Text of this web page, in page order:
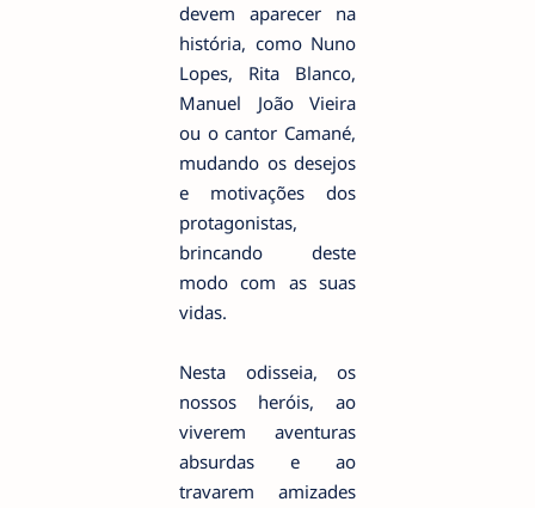
devem aparecer na
história, como Nuno
Lopes, Rita Blanco,
Manuel João Vieira
ou o cantor Camané,
mudando os desejos
e motivações dos
protagonistas,
brincando deste
modo com as suas
vidas.
Nesta odisseia, os
nossos heróis, ao
viverem aventuras
absurdas e ao
travarem amizades